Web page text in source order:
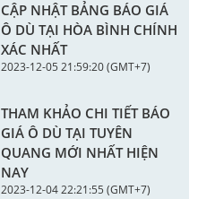
CẬP NHẬT BẢNG BÁO GIÁ
Ô DÙ TẠI HÒA BÌNH CHÍNH
XÁC NHẤT
2023-12-05 21:59:20 (GMT+7)
THAM KHẢO CHI TIẾT BÁO
GIÁ Ô DÙ TẠI TUYÊN
QUANG MỚI NHẤT HIỆN
NAY
2023-12-04 22:21:55 (GMT+7)